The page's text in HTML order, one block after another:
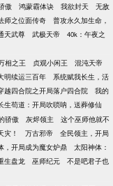
傲 鸿蒙霸体诀 我欲封天
无敌
师之位面传奇
普攻永久加生命，
天武尊 武极天帝
40k：午夜之
相之王 贞观小闲王
混沌天帝
明续运三百年
系统赋我长生，活
越四合院之开局落户四合院
我的
生苟道：开局吹唢呐，送葬修仙
骄傲 灰烬领主
这个巫师他就不
灾！ 万古邪帝
全民领主，开局
，开局成为魔女炉鼎
太阳神体：
生盘龙 巫师纪元
不是吧君子也